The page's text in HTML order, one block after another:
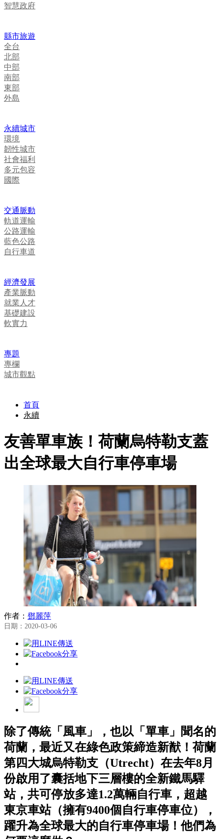
智慧政府
縣市旅遊
全台
北部
中部
南部
東部
外島
永續城市
環境
韌性城市
社會福利
多元包容
國際
交通脈動
軌道運輸
公路運輸
藍色公路
自行車道
經濟發展
產業脈動
就業人才
基礎建設
軟實力
專題
專欄
城市觀點
首頁
永續
友善單車族！荷蘭烏特勒支蓋
出全球最大自行車停車場
作者： 鄧麗萍
日期：2020-03-06
除了傳統「風車」，也以「單車」聞名的
荷蘭，最近又在綠色政策締造新猷！荷蘭
第四大城烏特勒支（Utrecht）在去年8月
份啟用了囊括地下三層樓的全新鐵馬驛
站，共可停放多達1.2萬輛自行車，超越
東京車站（擁有9400個自行車停車位），
躍升為全球最大的自行車停車場！他們為